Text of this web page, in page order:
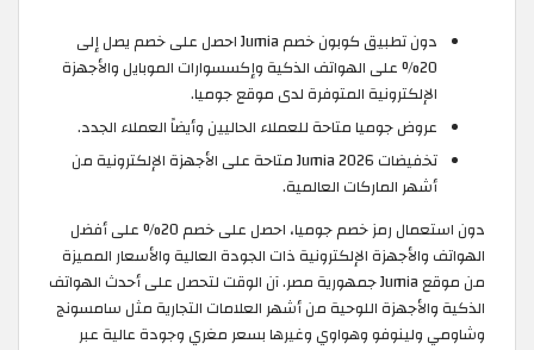
دون تطبيق كوبون خصم Jumia احصل على خصم يصل إلى
20% على الهواتف الذكية وإكسسوارات الموبايل والأجهزة
الإلكترونية المتوفرة لدى موقع جوميا.
عروض جوميا متاحة للعملاء الحاليين وأيضاً العملاء الجدد.
تخفيضات Jumia 2026 متاحة على الأجهزة الإلكترونية من
أشهر الماركات العالمية.
دون استعمال رمز خصم جوميا، احصل على خصم 20% على أفضل
الهواتف والأجهزة الإلكترونية ذات الجودة العالية والأسعار المميزة
من موقع Jumia جمهورية مصر. آن الوقت لتحصل على أحدث الهواتف
الذكية والأجهزة اللوحية من أشهر العلامات التجارية مثل سامسونج
وشاومي ولينوفو وهواوي وغيرها بسعر مغري وجودة عالية عبر